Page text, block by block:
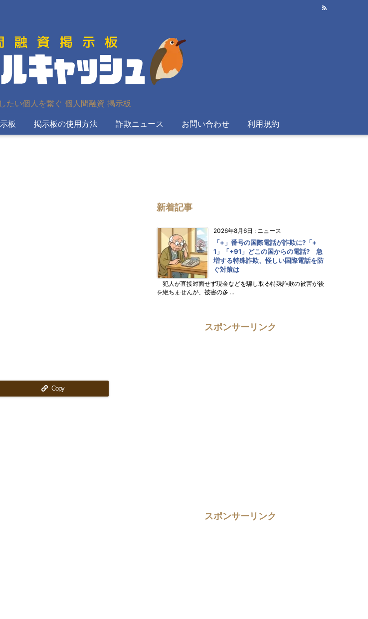
たい個人を繋ぐ 個人間融資 掲示板
板 掲示板の使用方法 詐欺ニュース お問い合わせ 利用規約
Copy
新着記事
2026年8月6日 : ニュース
「+」番号の国際電話が詐欺に?「+
1」「+91」どこの国からの電話? 急
増する特殊詐欺、怪しい国際電話を防
ぐ対策は
犯人が直接対面せず現金などを騙し取る特殊詐欺の被害が後
を絶ちませんが、被害の多 ...
スポンサーリンク
スポンサーリンク